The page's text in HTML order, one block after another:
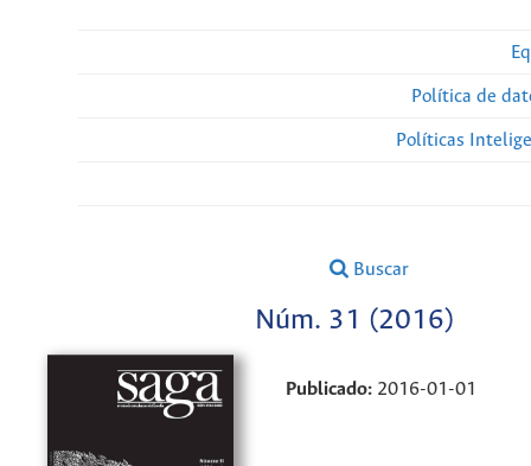
Política de
Políticas
Buscar
Núm. 31 (2016)
Publicado: 2016-01-01